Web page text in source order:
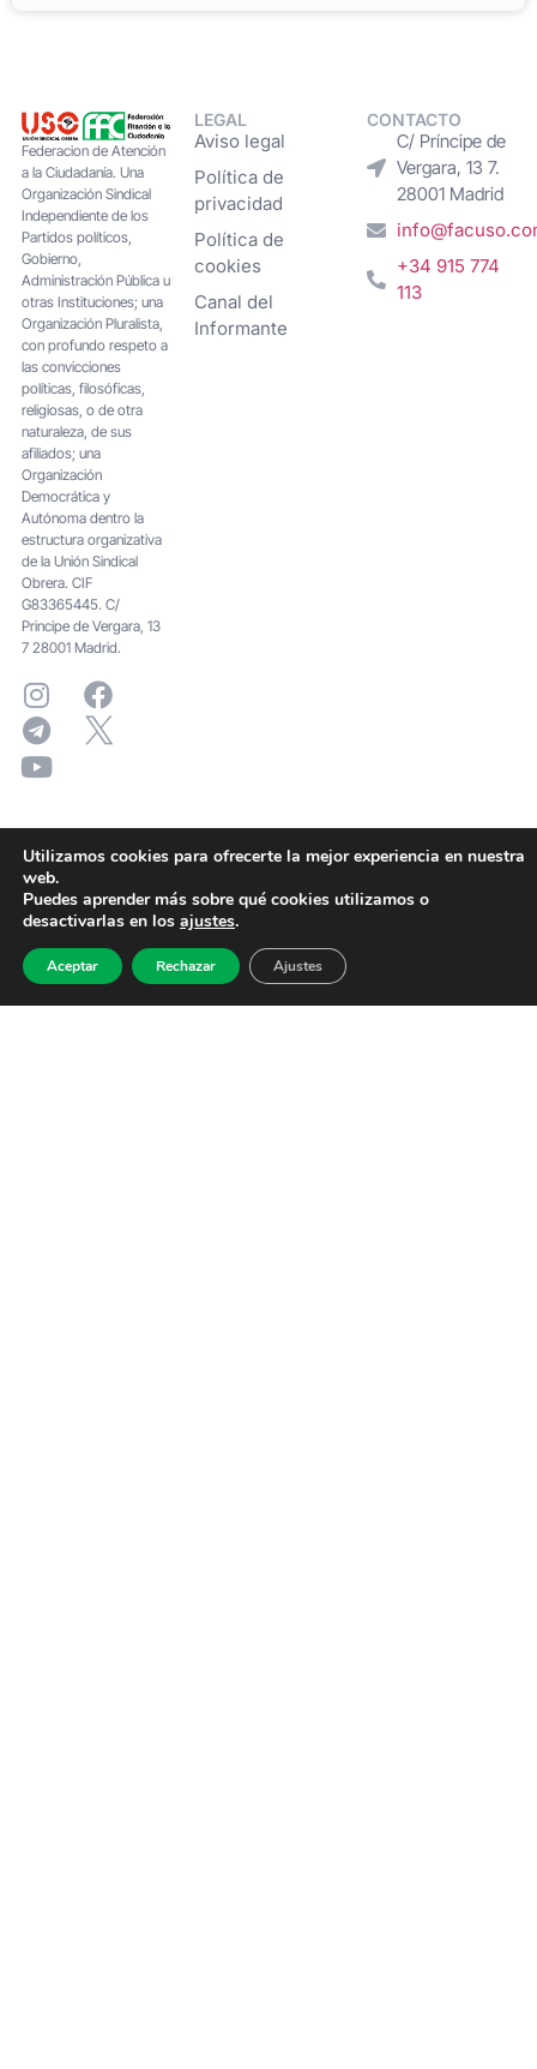
Federacion de Atención
a la Ciudadanía. Una
Organización Sindical
Independiente de los
Partidos políticos,
Gobierno,
Administración Pública u
otras Instituciones; una
Organización Pluralista,
con profundo respeto a
las convicciones
políticas, filosóficas,
religiosas, o de otra
naturaleza, de sus
afiliados; una
Organización
Democrática y
Autónoma dentro la
estructura organizativa
de la Unión Sindical
Obrera. CIF
G83365445. C/
Principe de Vergara, 13
7 28001 Madrid.
LEGAL
Aviso legal
Política de
privacidad
Política de
cookies
Canal del
Informante
CONTACTO
C/ Príncipe de
Vergara, 13 7.
28001 Madrid
+34 915 774
113
Utilizamos cookies para ofrecerte la mejor experiencia en nuestra
web.
Puedes aprender más sobre qué cookies utilizamos o
desactivarlas en los ajustes.
Aceptar Rechazar Ajustes